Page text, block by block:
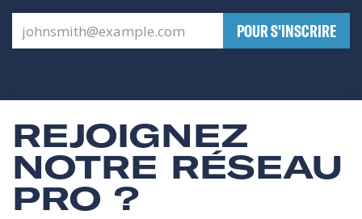
​POUR S'INSCRIRE
REJOIGNEZ
NOTRE RÉSEAU
PRO ?